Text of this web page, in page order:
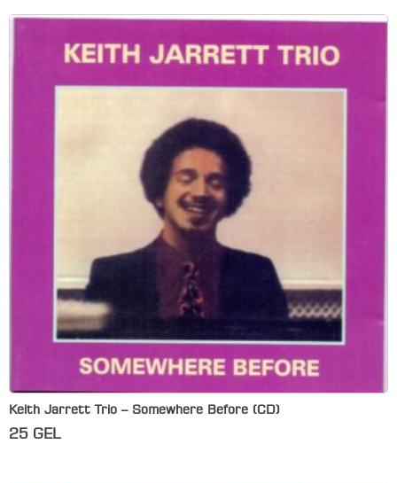
Keith Jarrett Trio – Somewhere Before (CD)
25 GEL